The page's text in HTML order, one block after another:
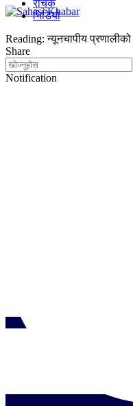
रोचक
भिडियो
Reading: न्यूनचापीय
Share
Notification